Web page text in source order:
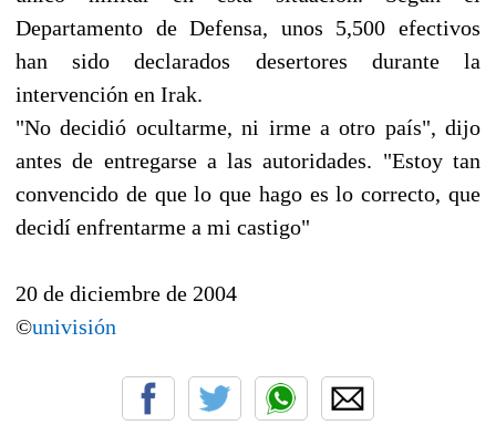
Departamento de Defensa, unos 5,500 efectivos
han sido declarados desertores durante la
intervención en Irak.
"No decidió ocultarme, ni irme a otro país", dijo
antes de entregarse a las autoridades. "Estoy tan
convencido de que lo que hago es lo correcto, que
decidí enfrentarme a mi castigo"
20 de diciembre de 2004
©univisión